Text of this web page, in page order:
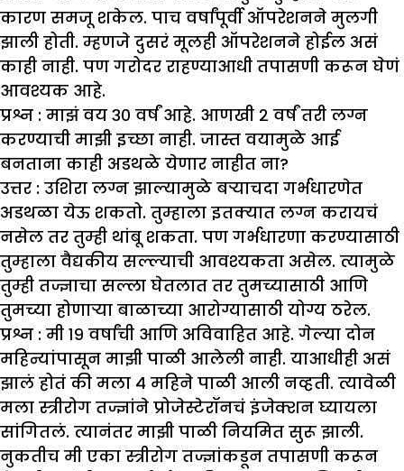
कारण समजू शकेल. पाच वर्षांपूर्वी ऑपरेशनने मुलगी
झाली होती. म्हणजे दुसरं मूलही ऑपरेशनने होईल असं
काही नाही. पण गरोदर राहण्याआधी तपासणी करून घेणं
आवश्यक आहे.
प्रश्न : माझंवय ३० वर्षं आहे. आणखी २ वर्षं तरी लग्न
करण्याची माझी इच्छा नाही. जास्त वयामुळे आई
बनताना काही अडथळे येणार नाहीत ना?
उत्तर : उशिरा लग्न झाल्यामुळे बऱ्याचदा गर्भधारणेत
अडथळा येऊ शकतो. तुम्हाला इतक्यात लग्न करायचं
नसेल तर तुम्ही थांबू शकता. पण गर्भधारणा करण्यासाठी
तुम्हाला वैद्यकीय सल्ल्याची आवश्यकता असेल. त्यामुळे
तुम्ही तज्ज्ञाचा सल्ला घेतलात तर तुमच्यासाठी आणि
तुमच्या होणाऱ्या बाळाच्या आरोग्यासाठी योग्य ठरेल.
प्रश्न : मी १९ वर्षांची आणि अविवाहित आहे. गेल्या दोन
महिन्यांपासून माझी पाळी आलेली नाही. याआधीही असं
झालं होतं की मला ४ महिने पाळी आली नव्हती. त्यावेळी
मला स्त्रीरोग तज्ज्ञांने प्रोजेस्टेरॉनचं इंजेक्शन घ्यायला
सांगितलं. त्यानंतर माझी पाळी नियमित सुरू झाली.
नुकतीच मी एका स्त्रीरोग तज्ज्ञांकडून तपासणी करून